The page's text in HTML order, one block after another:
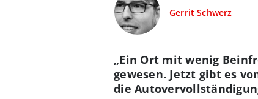
Gerrit Schwerz
„Ein Ort mit wenig
gewesen. Jetzt gibt es
die